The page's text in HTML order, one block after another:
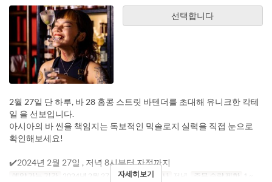
선택합니다
2월 27일 단 하루, 바 28 홍콩 스트릿 바텐더를 초대해 유니크한 칵테
일 을 선보입니다.
아시아의 바 씬을 책임지는 독보적인 믹솔로지 실력을 직접 눈으로
확인해보세요!
✔️2024년 2월 27일 , 저녁 8시부터 자정까지
예약 가능 기간 2024년 2월 27일 요일 화 식사 저녁 주문 수량 제한 1 ~
자세히보기